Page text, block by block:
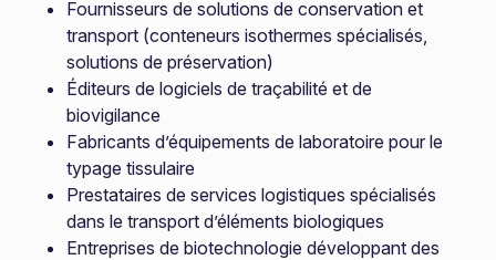
Fournisseurs de solutions de conservation et
transport (conteneurs isothermes spécialisés,
solutions de préservation)
Éditeurs de logiciels de traçabilité et de
biovigilance
Fabricants d’équipements de laboratoire pour le
typage tissulaire
Prestataires de services logistiques spécialisés
dans le transport d’éléments biologiques
Entreprises de biotechnologie développant des